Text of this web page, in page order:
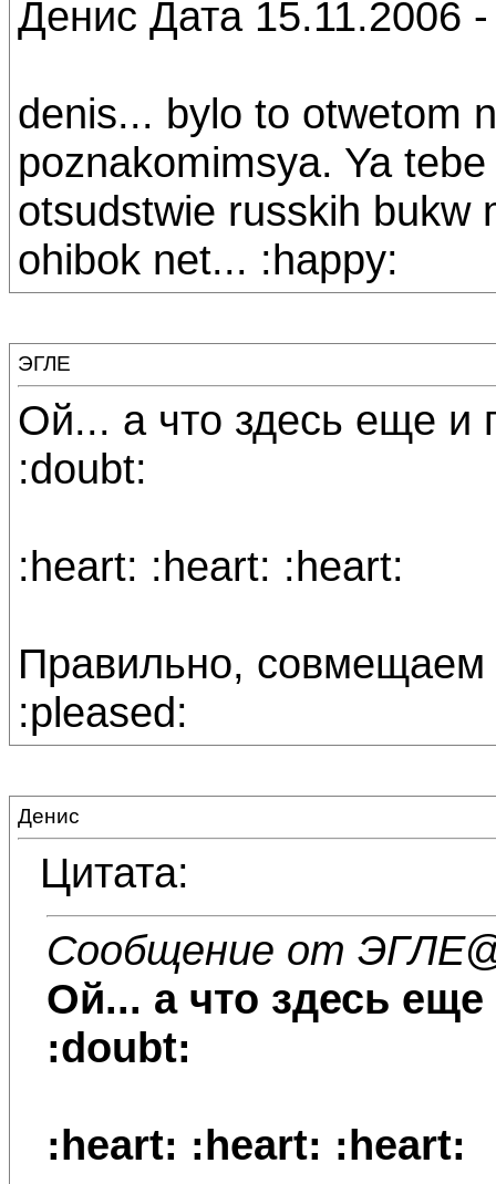
Денис Дата 15.11.2006
denis... bylo to otwetom
poznakomimsya. Ya
otsudstwie russkih bukw
ohibok net... :happy:
ЭГЛЕ
Ой... а что здесь еще и
:doubt:
:heart: :heart: :heart:
Правильно, совмещаем
:pleased:
Денис
Цитата:
Сообщение от ЭГЛЕ
Ой... а что здесь
:doubt:
:heart: :heart: :heart: